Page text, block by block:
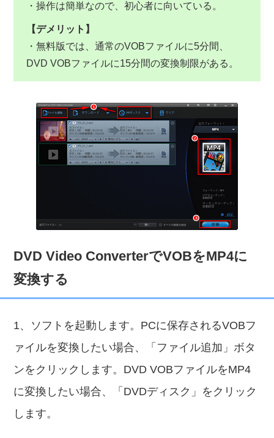
・操作は簡単なので、初心者に向いている。
【デメリット】
・無料版では、通常のVOBファイルに5分間、
DVD VOBファイルに15分間の変換制限がある。
DVD Video ConverterでVOBをMP4に
変換する
1、ソフトを起動します。PCに保存されるVOBフ
ァイルを変換したい場合、「ファイル追加」ボタ
ンをクリックします。DVD VOBファイルをMP4
に変換したい場合、「DVDディスク」をクリック
します。